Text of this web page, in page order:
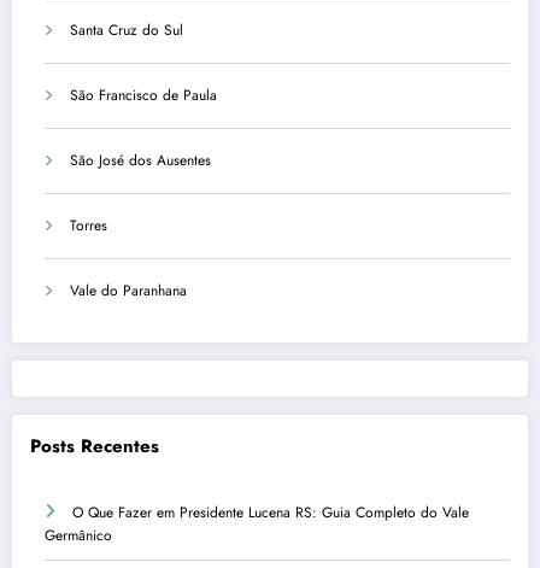
Santa Cruz do Sul
São Francisco de Paula
São José dos Ausentes
Torres
Vale do Paranhana
Posts Recentes
O Que Fazer em Presidente Lucena RS: Guia Completo do Vale
Germânico